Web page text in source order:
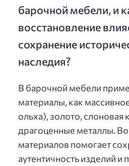
барочной мебели, и
восстановление
сохранение
наследия?
В барочной мебели
материалы, как
ольха), золото, слоновая
драгоценные металлы.
материалов помогает
аутентичность изделий и